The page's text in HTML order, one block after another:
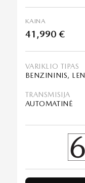
KAINA
41,990 €
VARIKLIO TIPAS
TRANSMISIJA
AUTOMATINĖ